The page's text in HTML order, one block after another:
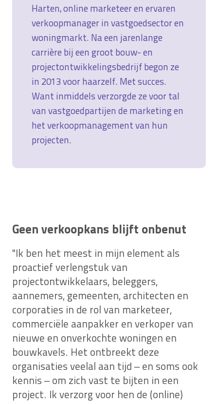
Harten, online marketeer en ervaren
verkoopmanager in vastgoedsector en
woningmarkt. Na een jarenlange
carrière bij een groot bouw- en
projectontwikkelingsbedrijf begon ze
in 2013 voor haarzelf. Met succes.
Want inmiddels verzorgde ze voor tal
van vastgoedpartijen de marketing en
het verkoopmanagement van hun
projecten.
Geen verkoopkans blijft onbenut
"Ik ben het meest in mijn element als
proactief verlengstuk van
projectontwikkelaars, beleggers,
aannemers, gemeenten, architecten en
corporaties in de rol van marketeer,
commerciële aanpakker en verkoper van
nieuwe en onverkochte woningen en
bouwkavels. Het ontbreekt deze
organisaties veelal aan tijd – en soms ook
kennis – om zich vast te bijten in een
project. Ik verzorg voor hen de (online)